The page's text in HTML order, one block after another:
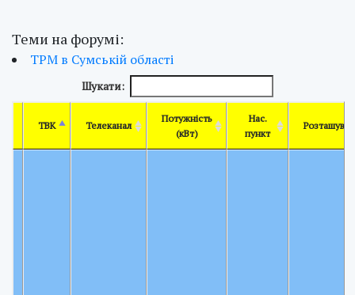
Теми на форумі:
ТРМ в Сумській області
Шукати:
ТВК Телеканал
Потужність
(кВт)
Нас.
пункт